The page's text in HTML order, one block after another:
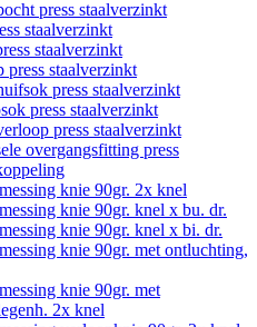
press staalverzinkt
staalverzinkt
staalverzinkt
press staalverzinkt
press staalverzinkt
press staalverzinkt
press staalverzinkt
overgangsfitting press
knie 90gr. 2x knel
knie 90gr. knel x bu. dr.
knie 90gr. knel x bi. dr.
knie 90gr. met ontluchting,
knie 90gr. met
2x knel